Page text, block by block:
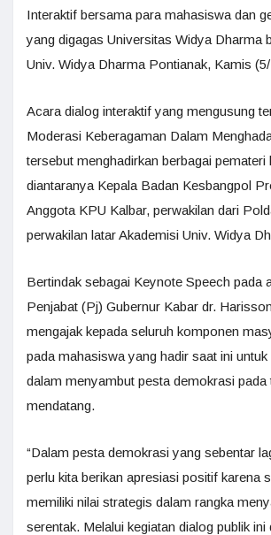
Interaktif bersama para mahasiswa dan
yang digagas Universitas Widya Dharma
Univ. Widya Dharma Pontianak, Kamis
Acara dialog interaktif yang mengusung
Moderasi Keberagaman Dalam
tersebut menghadirkan berbagai pemateri
diantaranya Kepala Badan Kesbangpol
Anggota KPU Kalbar, perwakilan dari
perwakilan latar Akademisi Univ. Widya
Bertindak sebagai Keynote Speech pada
Penjabat (Pj) Gubernur Kabar dr.
mengajak kepada seluruh komponen
pada mahasiswa yang hadir saat ini
dalam menyambut pesta demokrasi pada
mendatang.
“Dalam pesta demokrasi yang sebentar
perlu kita berikan apresiasi positif karena
memiliki nilai strategis dalam rangka
serentak. Melalui kegiatan dialog publik ini